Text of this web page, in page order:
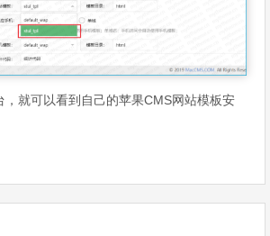
，就可以看到自己的苹果CMS网站模板安